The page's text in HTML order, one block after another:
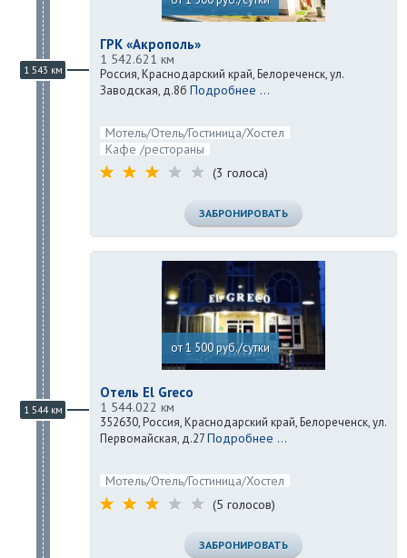
1 543 км
ГРК «Акрополь»
1 542.621 км
Россия, Краснодарский край, Белореченск, ул.
Заводская, д.8б Подробнее ...
Мотель/Отель/Гостиница/Хостел
Кафе /рестораны
(3 голоса)
ЗАБРОНИРОВАТЬ
1 544 км
от 1 500 руб./сутки
Отель El Greco
1 544.022 км
352630, Россия, Краснодарский край, Белореченск, ул.
Первомайская, д.27Подробнее ...
Мотель/Отель/Гостиница/Хостел
(5 голосов)
ЗАБРОНИРОВАТЬ